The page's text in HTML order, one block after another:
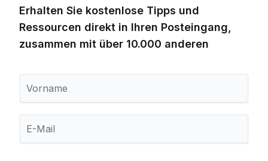
Erhalten Sie kostenlose Tipps und
Ressourcen direkt in Ihren Posteingang,
zusammen mit über 10.000 anderen
r
n
M